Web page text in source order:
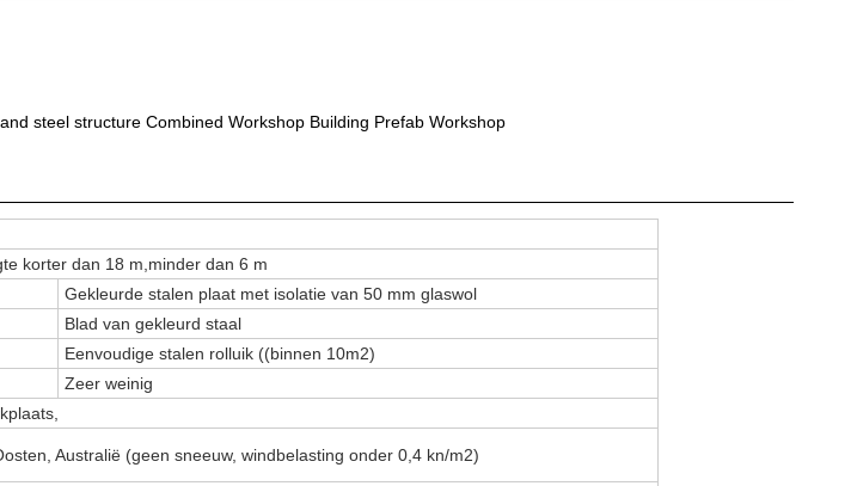
steel structure Combined Workshop Building Prefab Workshop
korter dan 18 m,minder dan 6 m
Gekleurde stalen plaat met isolatie van 50 mm glaswol
Blad van gekleurd staal
Eenvoudige stalen rolluik ((binnen 10m2)
Zeer weinig
Australië (geen sneeuw, windbelasting onder 0,4 kn/m2)